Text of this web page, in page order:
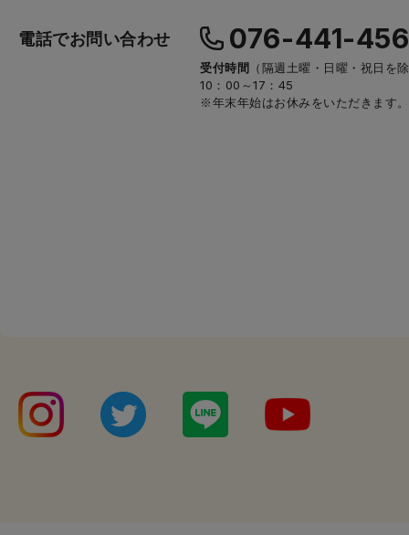
電話でお問い合わせ 076-441-
受付時間 （隔週土曜・日曜・祝日を
10：00～17：45
※年末年始はお休みをいただきます。